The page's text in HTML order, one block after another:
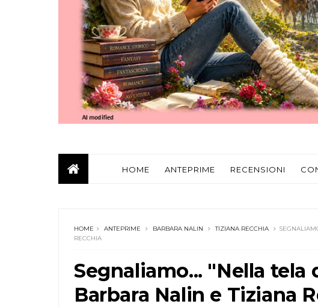
HOME ANTEPRIME RECENSIONI
HOME ANTEPRIME BARBARA NALIN TIZIANA RECCHIA
RECCHIA
Segnaliamo... "Nella tela
Barbara Nalin e Tiziana